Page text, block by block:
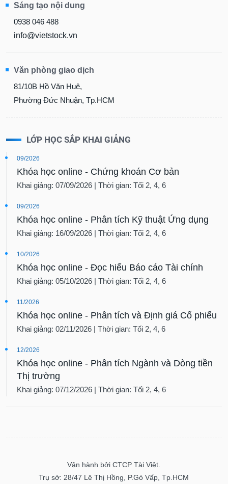
Sáng tạo nội dung
0938 046 488
info@vietstock.vn
Văn phòng giao dịch
81/10B Hồ Văn Huê,
Phường Đức Nhuận, Tp.HCM
LỚP HỌC SẮP KHAI GIẢNG
09/2026
Khóa học online - Chứng khoán Cơ bản
Khai giảng: 07/09/2026 | Thời gian: Tối 2, 4, 6
09/2026
Khóa học online - Phân tích Kỹ thuật Ứng dụng
Khai giảng: 16/09/2026 | Thời gian: Tối 2, 4, 6
10/2026
Khóa học online - Đọc hiểu Báo cáo Tài chính
Khai giảng: 05/10/2026 | Thời gian: Tối 2, 4, 6
11/2026
Khóa học online - Phân tích và Định giá Cổ phiếu
Khai giảng: 02/11/2026 | Thời gian: Tối 2, 4, 6
12/2026
Khóa học online - Phân tích Ngành và Dòng tiền
Thị trường
Khai giảng: 07/12/2026 | Thời gian: Tối 2, 4, 6
Vận hành bởi CTCP Tài Việt.
Trụ sở: 28/47 Lê Thị Hồng, P.Gò Vấp, Tp.HCM